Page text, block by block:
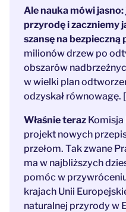
Ale nauka mówi
przyrodę i zaczniemy
szansę na bezpieczną
milionów drzew po
obszarów
w wielki plan
odzyskał równowagę.
Właśnie teraz Komisja
projekt nowych
przełom. Tak zwane
ma w najbliższych
pomóc w
krajach Unii
naturalnej przyrody w